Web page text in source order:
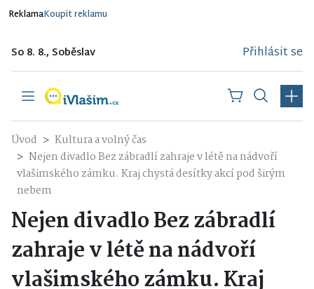
ReklamaKoupit reklamu
So 8. 8., Soběslav Přihlásit se
Úvod
Kultura a volný čas
Nejen divadlo Bez zábradlí zahraje v létě na nádvoří
vlašimského zámku. Kraj chystá desítky akcí pod širým
nebem
Nejen divadlo Bez zábradlí
zahraje v létě na nádvoří
vlašimského zámku. Kraj